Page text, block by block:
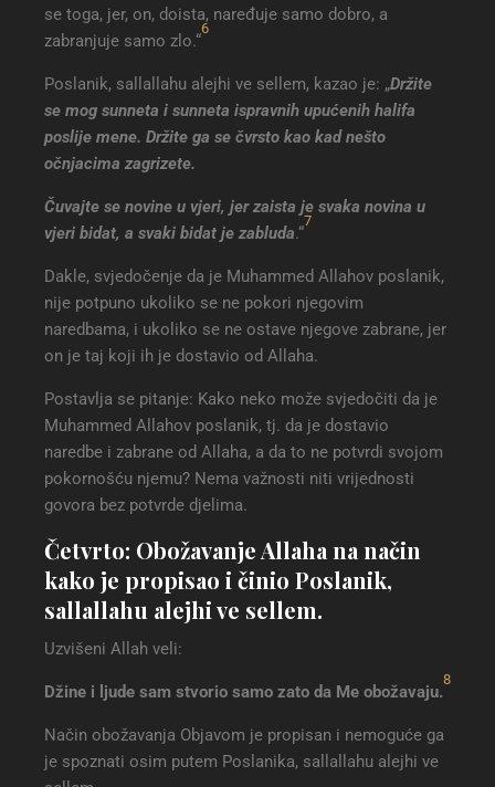
se toga, jer, on, doista, naređuje samo dobro, a
zabranjuje samo zlo.“
6
Poslanik, sallallahu alejhi ve sellem, kazao je: „Držite
se mog sunneta i sunneta ispravnih upućenih halifa
poslije mene. Držite ga se čvrsto kao kad nešto
očnjacima zagrizete.
Čuvajte se novine u vjeri, jer zaista je svaka novina u
vjeri bidat, a svaki bidat je zabluda.“
7
Dakle, svjedočenje da je Muhammed Allahov poslanik,
nije potpuno ukoliko se ne pokori njegovim
naredbama, i ukoliko se ne ostave njegove zabrane, jer
on je taj koji ih je dostavio od Allaha.
Postavlja se pitanje: Kako neko može svjedočiti da je
Muhammed Allahov poslanik, tj. da je dostavio
naredbe i zabrane od Allaha, a da to ne potvrdi svojom
pokornošću njemu? Nema važnosti niti vrijednosti
govora bez potvrde djelima.
Četvrto: Obožavanje Allaha na način
kako je propisao i činio Poslanik,
sallallahu alejhi ve sellem.
Uzvišeni Allah veli:
Džine i ljude sam stvorio samo zato da Me obožavaju.
8
Način obožavanja Objavom je propisan i nemoguće ga
je spoznati osim putem Poslanika, sallallahu alejhi ve